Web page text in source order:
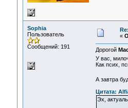
Sophia
Пользователь
Сообщений: 191
«
Дорогой
У вас,
Как псих,
А завтра
Цитата:
Эх,